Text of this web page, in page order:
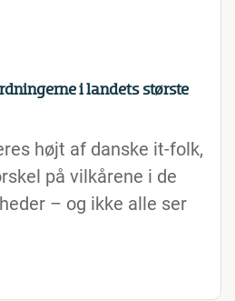
i landets største
højt af danske it-folk,
på vilkårene i de
– og ikke alle ser